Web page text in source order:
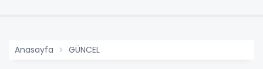
Anasayfa GÜNCEL